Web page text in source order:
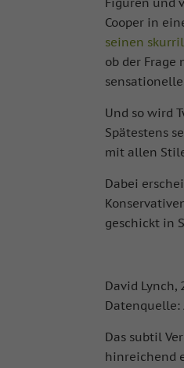
Cooper in
seinen
ob der Frage
Und so wird
Spätestens
mit allen
Dabei
geschickt in
David Lynch,
Datenquelle:
Das subtil
hinreichend